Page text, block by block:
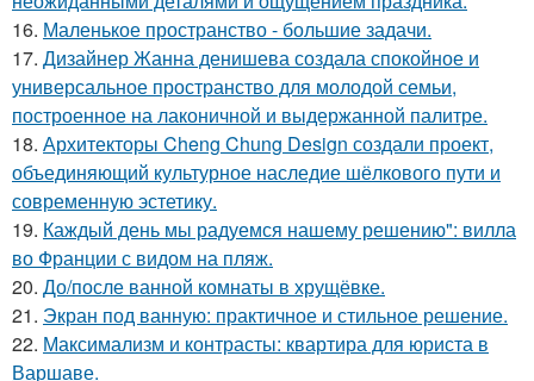
16. Маленькое пространство - большие задачи.
17. Дизайнер Жанна денишева создала спокойное и
универсальное пространство для молодой семьи,
построенное на лаконичной и выдержанной палитре.
18. Архитекторы Cheng Chung Design создали проект,
объединяющий культурное наследие шёлкового пути и
современную эстетику.
19. Каждый день мы радуемся нашему решению": вилла
во Франции с видом на пляж.
20. До/после ванной комнаты в хрущёвке.
21. Экран под ванную: практичное и стильное решение.
22. Максимализм и контрасты: квартира для юриста в
Варшаве.